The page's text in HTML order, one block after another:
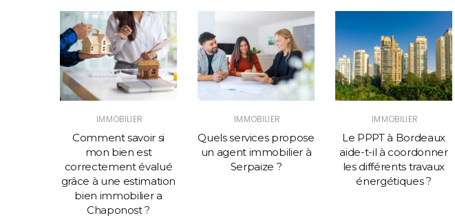
IMMOBILIER
Comment savoir si
mon bien est
correctement évalué
grâce à une estimation
bien immobilier a
Chaponost ?
IMMOBILIER
Quels services propose
un agent immobilier à
Serpaize ?
IMMOBILIER
Le PPPT à Bordeaux
aide-t-il à coordonner
les différents travaux
énergétiques ?